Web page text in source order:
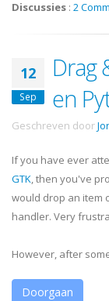
Discussies : 2
12
Sep
Drag
en
Geschreven door
If you have ever
GTK, then you've
would drop an item
handler. Very
However, after
Doorgaan